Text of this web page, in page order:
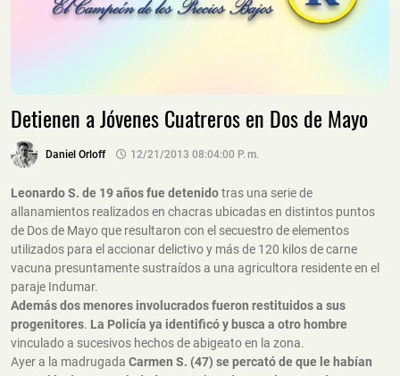
Detienen a Jóvenes Cuatreros en Dos de Mayo
Daniel Orloff 12/21/2013 08:04:00 P. M.
Leonardo S. de 19 años fue detenidotras una serie de
allanamientos realizados en chacras ubicadas en distintos puntos
de Dos de Mayo que resultaron con el secuestro de elementos
utilizados para el accionar delictivo y más de 120 kilos de carne
vacuna presuntamente sustraídos a una agricultora residente en el
paraje Indumar.
Además dos menores involucrados fueron restituidos a sus
progenitores. La Policía ya identificó y busca a otro hombre
vinculado a sucesivos hechos de abigeato en la zona.
Ayer a la madrugada Carmen S. (47) se percató de que le habían